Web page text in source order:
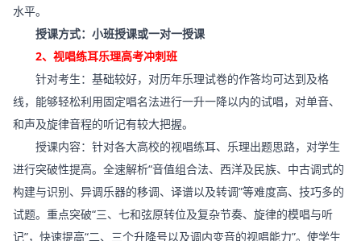
水平。
授课方式：小班授课或一对一授课
2、视唱练耳乐理高考冲刺班
针对考生：基础较好，对历年乐理试卷的作答均可达到及格
线，能够轻松利用固定唱名法进行一升一降以内的试唱，对单音、
和声及旋律音程的听记有较大把握。
授课内容：针对各大高校的视唱练耳、乐理出题思路，对学生
进行突破性提高。全速解析“音值组合法、西洋及民族、中古调式的
构建与识别、异调乐器的移调、译谱以及转调”等难度高、技巧多的
试题。重点突破“三、七和弦原转位及复杂节奏、旋律的模唱与听
记”，快速提高“二、三个升降号以及调内变音的视唱能力”。使学生